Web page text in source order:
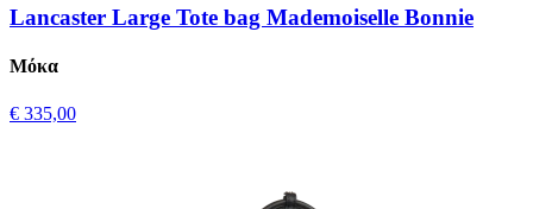
Lancaster Large Tote bag Mademoiselle Bonnie
Μόκα
€ 335,00